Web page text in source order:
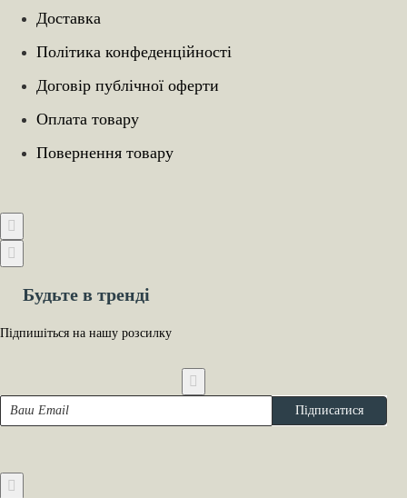
Доставка
Політика конфеденційності
Договір публічної оферти
Оплата товару
Повернення товару
Будьте в тренді
Підпишіться на нашу розсилку
Підписатися